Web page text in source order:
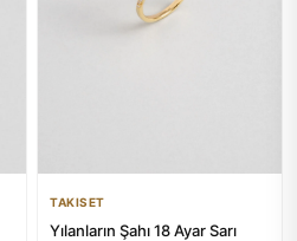
TAKISET
Yılanların Şahı 18 Ayar Sarı